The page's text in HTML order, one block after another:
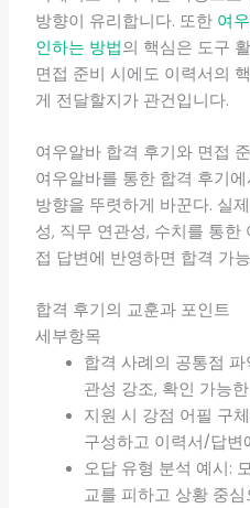
방향이 유리합니다. 또한 여
인하는 방법의 핵심은 도구
면접 준비 시에도 이력서의
게 전달할지가 관건입니다.
여우알바 합격 후기와 면접
여우알바를 통한 합격 후기
방향을 뚜렷하게 바꾼다. 실
성, 직무 연관성, 수치를 통한
접 답변에 반영하면 합격 가
합격 후기의 교훈과 포인트
세부항목
합격 사례의 공통점
관성 강조, 확인 가능
지원 시 강점 어필 구
구성하고 이력서/답변
오답 유형 분석 예시:
교를 피하고 상황 중